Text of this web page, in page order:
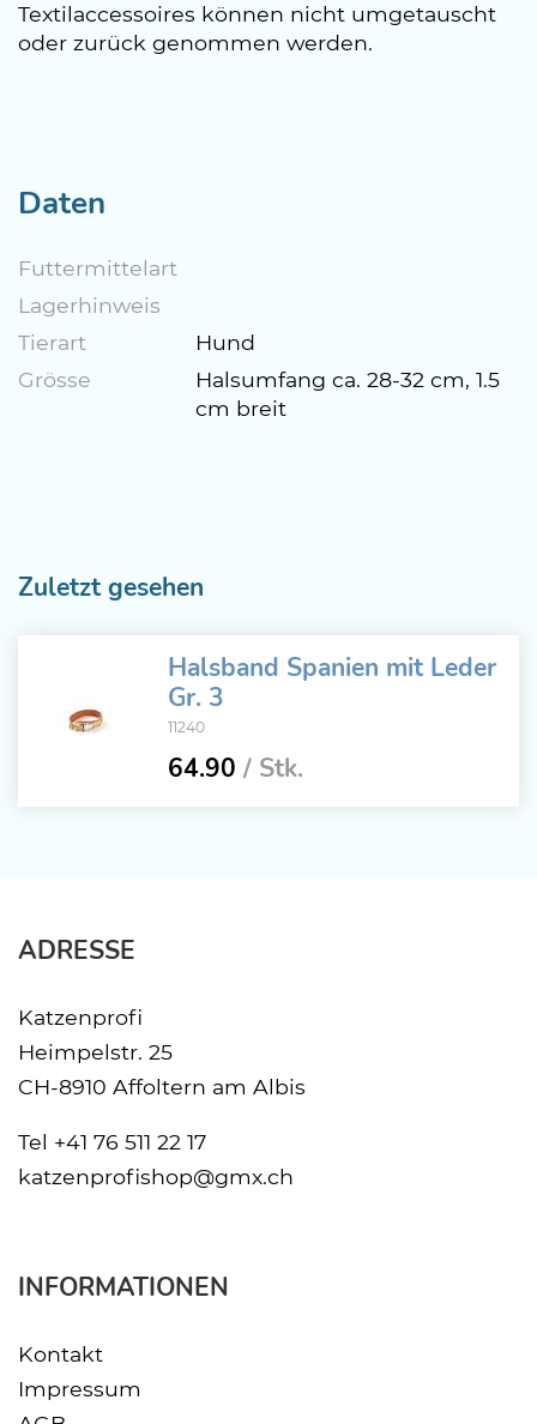
Textilaccessoires können nicht umgetauscht
oder zurück genommen werden.
Daten
Futtermittelart
Lagerhinweis
Tierart
Hund
Grösse
Halsumfang ca. 28-32 cm, 1.5
cm breit
Zuletzt gesehen
Halsband Spanien mit Leder
Gr. 3
11240
64.90 / Stk.
ADRESSE
Katzenprofi
Heimpelstr. 25
CH-8910 Affoltern am Albis
Tel +41 76 511 22 17
katzenprofishop@gmx.ch
INFORMATIONEN
Kontakt
Impressum